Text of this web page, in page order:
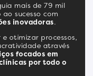
mais de 79 mil
sucesso com
inovadoras.
e otimizar processos,
através
focados em
por todo o